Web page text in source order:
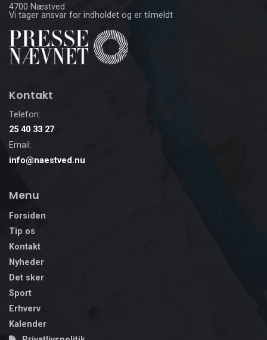
4700 Næstved
Vi tager ansvar for indholdet og er tilmeldt
Kontakt
Telefon:
25 40 33 27
Email:
info@naestved.nu
Menu
Forsiden
Tip os
Kontakt
Nyheder
Det sker
Sport
Erhverv
Kalender